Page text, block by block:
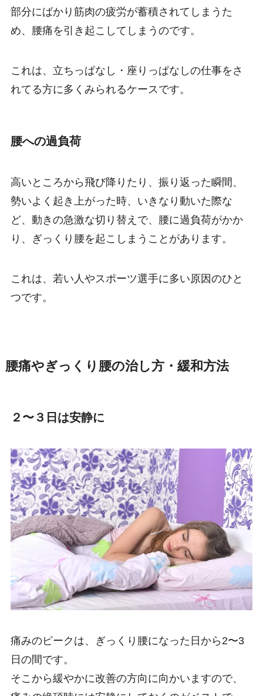
部分にばかり筋肉の疲労が蓄積されてしまうた
め、腰痛を引き起こしてしまうのです。
これは、立ちっぱなし・座りっぱなしの仕事をさ
れてる方に多くみられるケースです。
腰への過負荷
高いところから飛び降りたり、振り返った瞬間、
勢いよく起き上がった時、いきなり動いた際な
ど、動きの急激な切り替えで、腰に過負荷がかか
り、ぎっくり腰を起こしまうことがあります。
これは、若い人やスポーツ選手に多い原因のひと
つです。
腰痛やぎっくり腰の治し方・緩和方法
２〜３日は安静に
痛みのピークは、ぎっくり腰になった日から2〜3
日の間です。
そこから緩やかに改善の方向に向かいますので、